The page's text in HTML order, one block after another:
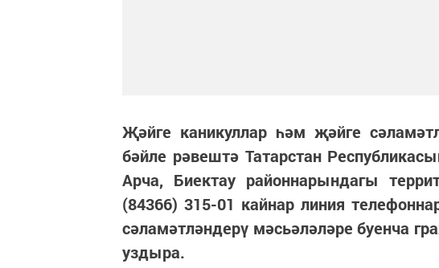
Җәйге каникуллар һәм җәйге
бәйле рәвештә Татарстан
Арча, Биектау районнарындагы
(84366) 315-01 кайнар линия
сәламәтләндерү мәсьәләләре буенча
уздыра.